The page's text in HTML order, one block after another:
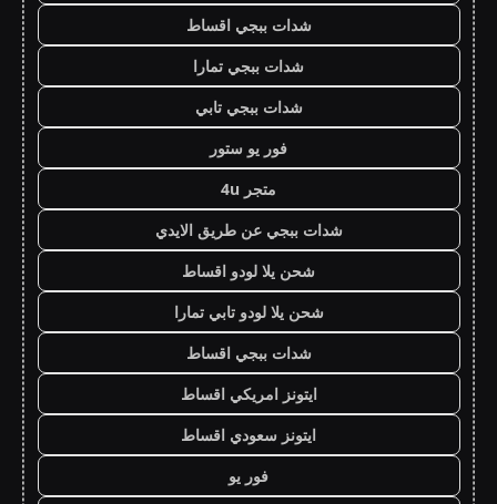
شدات ببجي اقساط
شدات ببجي تمارا
شدات ببجي تابي
فور يو ستور
متجر 4u
شدات ببجي عن طريق الايدي
شحن يلا لودو اقساط
شحن يلا لودو تابي تمارا
شدات ببجي اقساط
ايتونز امريكي اقساط
ايتونز سعودي اقساط
فور يو